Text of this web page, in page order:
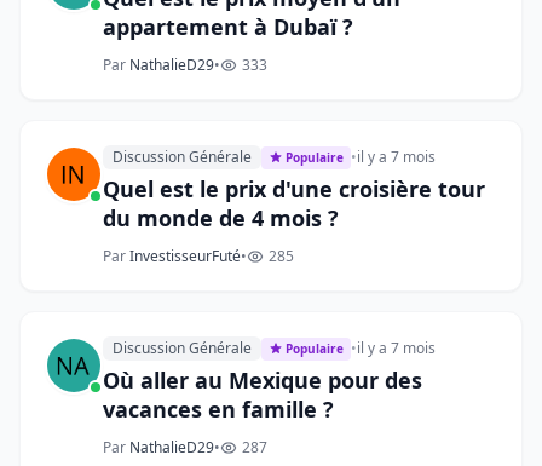
appartement à Dubaï ?
Par NathalieD29• 333
Discussion Générale Populaire •il y a 7 mois
Quel est le prix d'une croisière tour
du monde de 4 mois ?
ParInvestisseurFuté• 285
Discussion Générale Populaire •il y a 7 mois
Où aller au Mexique pour des
vacances en famille ?
Par NathalieD29• 287